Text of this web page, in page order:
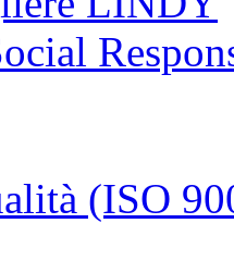
(ISO